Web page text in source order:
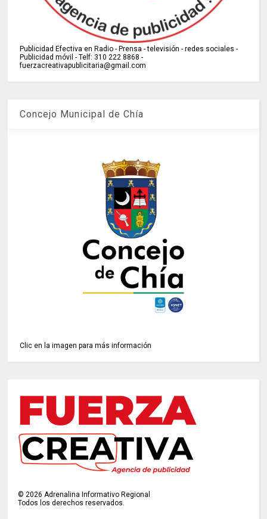
Publicidad Efectiva en Radio - Prensa - televisión - redes sociales -
Publicidad móvil - Telf: 310 222 8868 -
fuerzacreativapublicitaria@gmail.com
Concejo Municipal de Chía
Clic en la imagen para más información
©2026 Adrenalina Informativo Regional
Todos los derechos reservados.